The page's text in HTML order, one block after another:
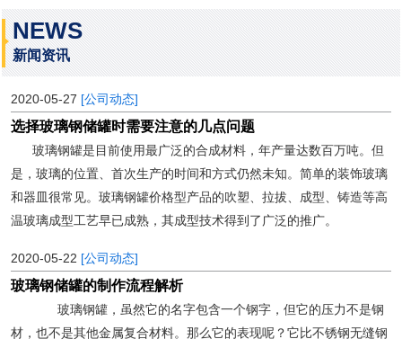
NEWS
新闻资讯
2020-05-27 [公司动态]
选择玻璃钢储罐时需要注意的几点问题
玻璃钢罐是目前使用最广泛的合成材料，年产量达数百万吨。但
是，玻璃的位置、首次生产的时间和方式仍然未知。简单的装饰玻璃
和器皿很常见。玻璃钢罐价格型产品的吹塑、拉拔、成型、铸造等高
温玻璃成型工艺早已成熟，其成型技术得到了广泛的推广。
2020-05-22 [公司动态]
玻璃钢储罐的制作流程解析
玻璃钢罐，虽然它的名字包含一个钢字，但它的压力不是钢
材，也不是其他金属复合材料。那么它的表现呢？它比不锈钢无缝钢